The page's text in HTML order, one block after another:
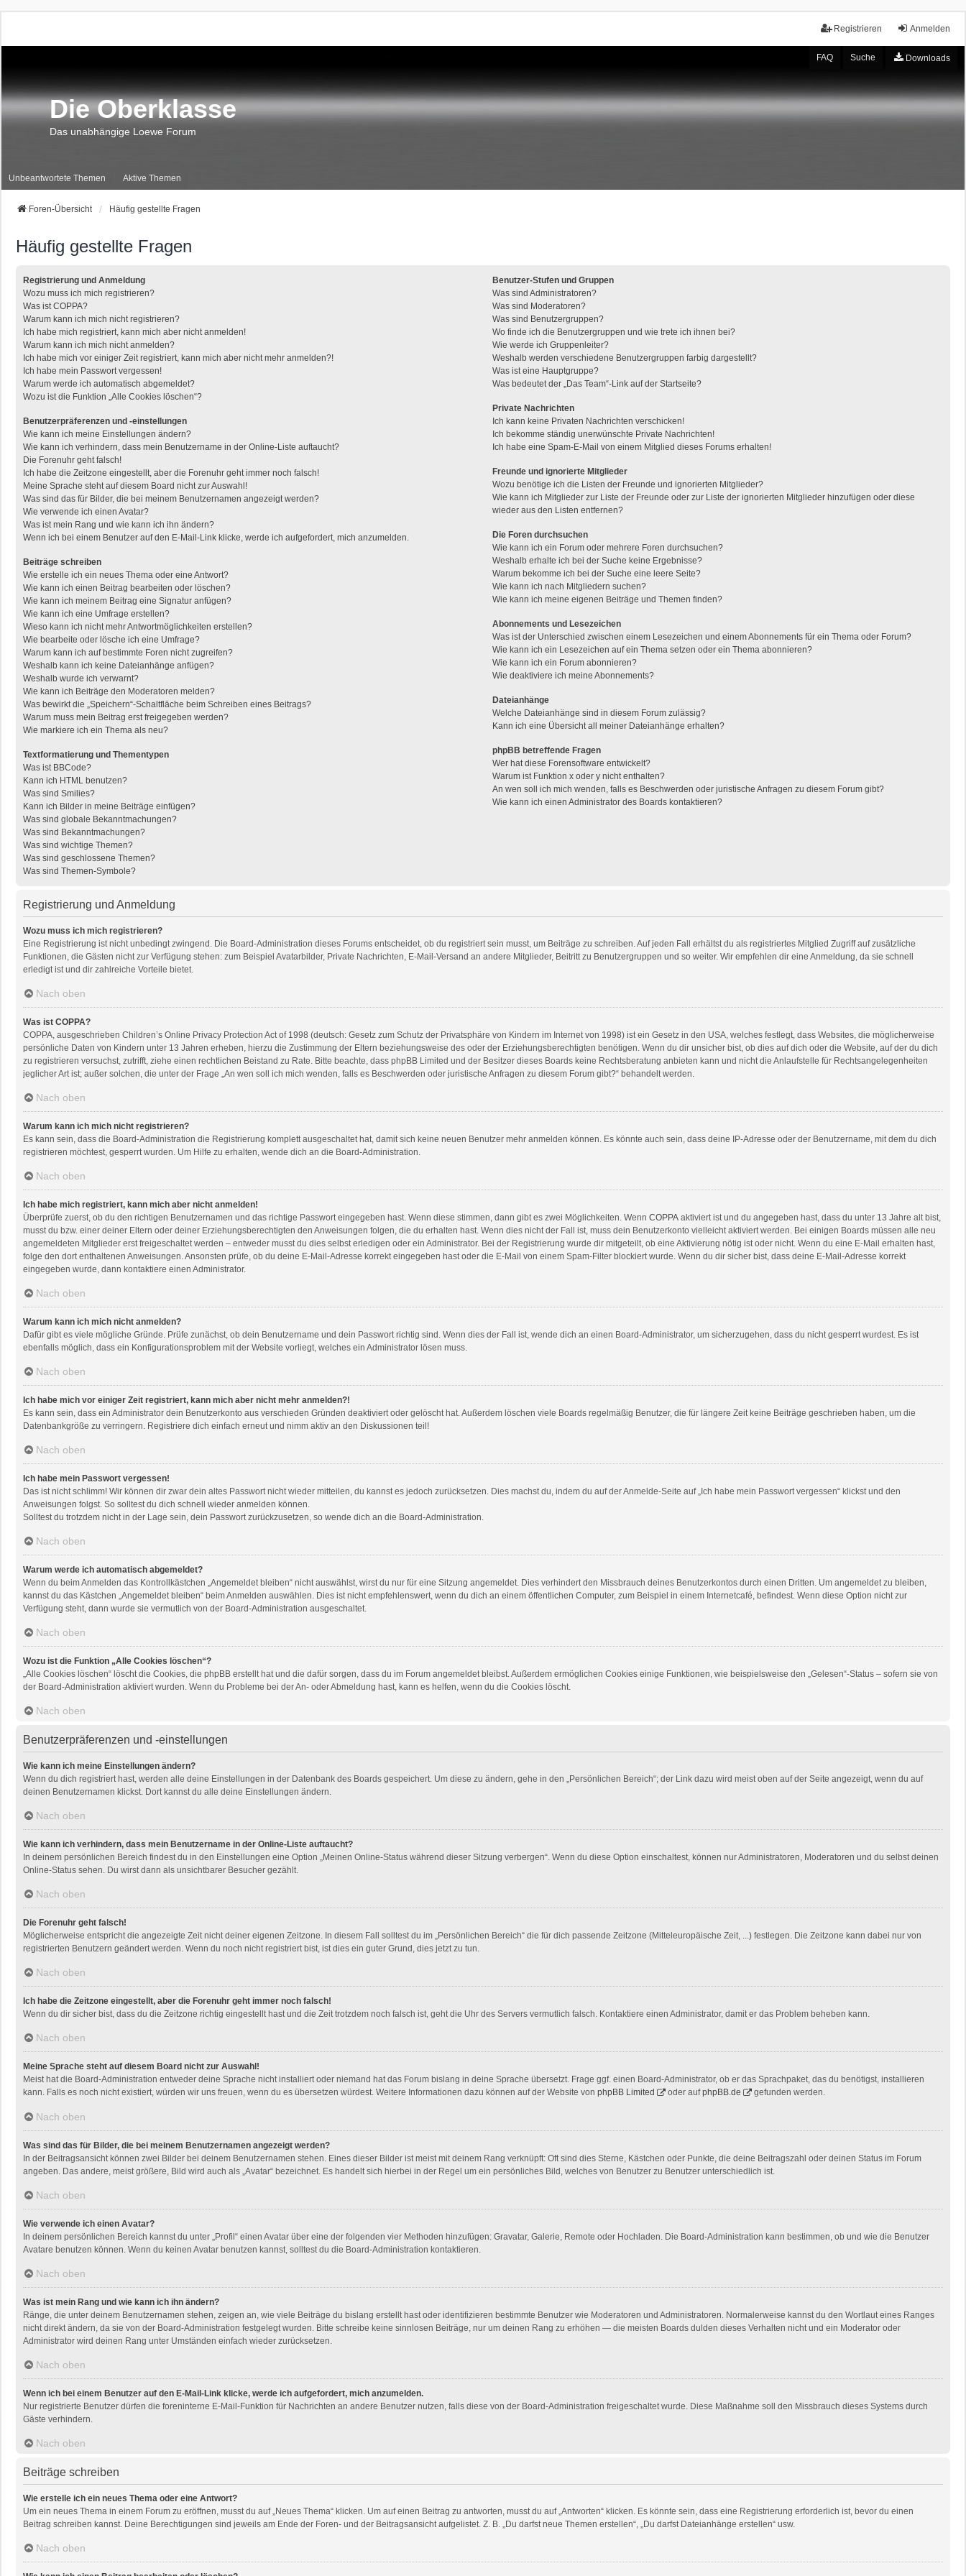
Anmelden
Registrieren
FAQ Suche Downloads
Die Oberklasse
Das unabhängige Loewe Forum
Unbeantwortete Themen Aktive Themen
Foren-Übersicht Häufig gestellte Fragen
Häufig gestellte Fragen
Registrierung und Anmeldung
Wozu muss ich mich registrieren?
Was ist COPPA?
Warum kann ich mich nicht registrieren?
Ich habe mich registriert, kann mich aber nicht anmelden!
Warum kann ich mich nicht anmelden?
Ich habe mich vor einiger Zeit registriert, kann mich aber nicht mehr anmelden?!
Ich habe mein Passwort vergessen!
Warum werde ich automatisch abgemeldet?
Wozu ist die Funktion „Alle Cookies löschen“?
Benutzerpräferenzen und -einstellungen
Wie kann ich meine Einstellungen ändern?
Wie kann ich verhindern, dass mein Benutzername in der Online-Liste auftaucht?
Die Forenuhr geht falsch!
Ich habe die Zeitzone eingestellt, aber die Forenuhr geht immer noch falsch!
Meine Sprache steht auf diesem Board nicht zur Auswahl!
Was sind das für Bilder, die bei meinem Benutzernamen angezeigt werden?
Wie verwende ich einen Avatar?
Was ist mein Rang und wie kann ich ihn ändern?
Wenn ich bei einem Benutzer auf den E-Mail-Link klicke, werde ich aufgefordert, mich anzumelden.
Beiträge schreiben
Wie erstelle ich ein neues Thema oder eine Antwort?
Wie kann ich einen Beitrag bearbeiten oder löschen?
Wie kann ich meinem Beitrag eine Signatur anfügen?
Wie kann ich eine Umfrage erstellen?
Wieso kann ich nicht mehr Antwortmöglichkeiten erstellen?
Wie bearbeite oder lösche ich eine Umfrage?
Warum kann ich auf bestimmte Foren nicht zugreifen?
Weshalb kann ich keine Dateianhänge anfügen?
Weshalb wurde ich verwarnt?
Wie kann ich Beiträge den Moderatoren melden?
Was bewirkt die „Speichern“-Schaltfläche beim Schreiben eines Beitrags?
Warum muss mein Beitrag erst freigegeben werden?
Wie markiere ich ein Thema als neu?
Textformatierung und Thementypen
Was ist BBCode?
Kann ich HTML benutzen?
Was sind Smilies?
Kann ich Bilder in meine Beiträge einfügen?
Was sind globale Bekanntmachungen?
Was sind Bekanntmachungen?
Was sind wichtige Themen?
Was sind geschlossene Themen?
Was sind Themen-Symbole?
Benutzer-Stufen und Gruppen
Was sind Administratoren?
Was sind Moderatoren?
Was sind Benutzergruppen?
Wo finde ich die Benutzergruppen und wie trete ich ihnen bei?
Wie werde ich Gruppenleiter?
Weshalb werden verschiedene Benutzergruppen farbig dargestellt?
Was ist eine Hauptgruppe?
Was bedeutet der „Das Team“-Link auf der Startseite?
Private Nachrichten
Ich kann keine Privaten Nachrichten verschicken!
Ich bekomme ständig unerwünschte Private Nachrichten!
Ich habe eine Spam-E-Mail von einem Mitglied dieses Forums erhalten!
Freunde und ignorierte Mitglieder
Wozu benötige ich die Listen der Freunde und ignorierten Mitglieder?
Wie kann ich Mitglieder zur Liste der Freunde oder zur Liste der ignorierten Mitglieder hinzufügen oder diese
wieder aus den Listen entfernen?
Die Foren durchsuchen
Wie kann ich ein Forum oder mehrere Foren durchsuchen?
Weshalb erhalte ich bei der Suche keine Ergebnisse?
Warum bekomme ich bei der Suche eine leere Seite?
Wie kann ich nach Mitgliedern suchen?
Wie kann ich meine eigenen Beiträge und Themen finden?
Abonnements und Lesezeichen
Was ist der Unterschied zwischen einem Lesezeichen und einem Abonnements für ein Thema oder Forum?
Wie kann ich ein Lesezeichen auf ein Thema setzen oder ein Thema abonnieren?
Wie kann ich ein Forum abonnieren?
Wie deaktiviere ich meine Abonnements?
Dateianhänge
Welche Dateianhänge sind in diesem Forum zulässig?
Kann ich eine Übersicht all meiner Dateianhänge erhalten?
phpBB betreffende Fragen
Wer hat diese Forensoftware entwickelt?
Warum ist Funktion x oder y nicht enthalten?
An wen soll ich mich wenden, falls es Beschwerden oder juristische Anfragen zu diesem Forum gibt?
Wie kann ich einen Administrator des Boards kontaktieren?
Registrierung und Anmeldung
Wozu muss ich mich registrieren?
Eine Registrierung ist nicht unbedingt zwingend. Die Board-Administration dieses Forums entscheidet, ob du registriert sein musst, um Beiträge zu schreiben. Auf jeden Fall erhältst du als registriertes Mitglied Zugriff auf zusätzliche
Funktionen, die Gästen nicht zur Verfügung stehen: zum Beispiel Avatarbilder, Private Nachrichten, E-Mail-Versand an andere Mitglieder, Beitritt zu Benutzergruppen und so weiter. Wir empfehlen dir eine Anmeldung, da sie schnell
erledigt ist und dir zahlreiche Vorteile bietet.
Nach oben
Was ist COPPA?
COPPA, ausgeschrieben Children’s Online Privacy Protection Act of 1998 (deutsch: Gesetz zum Schutz der Privatsphäre von Kindern im Internet von 1998) ist ein Gesetz in den USA, welches festlegt, dass Websites, die möglicherweise
persönliche Daten von Kindern unter 13 Jahren erheben, hierzu die Zustimmung der Eltern beziehungsweise des oder der Erziehungsberechtigten benötigen. Wenn du dir unsicher bist, ob dies auf dich oder die Website, auf der du dich
zu registrieren versuchst, zutrifft, ziehe einen rechtlichen Beistand zu Rate. Bitte beachte, dass phpBB Limited und der Besitzer dieses Boards keine Rechtsberatung anbieten kann und nicht die Anlaufstelle für Rechtsangelegenheiten
jeglicher Art ist; außer solchen, die unter der Frage „An wen soll ich mich wenden, falls es Beschwerden oder juristische Anfragen zu diesem Forum gibt?“ behandelt werden.
Nach oben
Warum kann ich mich nicht registrieren?
Es kann sein, dass die Board-Administration die Registrierung komplett ausgeschaltet hat, damit sich keine neuen Benutzer mehr anmelden können. Es könnte auch sein, dass deine IP-Adresse oder der Benutzername, mit dem du dich
registrieren möchtest, gesperrt wurden. Um Hilfe zu erhalten, wende dich an die Board-Administration.
Nach oben
Ich habe mich registriert, kann mich aber nicht anmelden!
Überprüfe zuerst, ob du den richtigen Benutzernamen und das richtige Passwort eingegeben hast. Wenn diese stimmen, dann gibt es zwei Möglichkeiten. Wenn COPPA aktiviert ist und du angegeben hast, dass du unter 13 Jahre alt bist,
musst du bzw. einer deiner Eltern oder deiner Erziehungsberechtigten den Anweisungen folgen, die du erhalten hast. Wenn dies nicht der Fall ist, muss dein Benutzerkonto vielleicht aktiviert werden. Bei einigen Boards müssen alle neu
angemeldeten Mitglieder erst freigeschaltet werden – entweder musst du dies selbst erledigen oder ein Administrator. Bei der Registrierung wurde dir mitgeteilt, ob eine Aktivierung nötig ist oder nicht. Wenn du eine E-Mail erhalten hast,
folge den dort enthaltenen Anweisungen. Ansonsten prüfe, ob du deine E-Mail-Adresse korrekt eingegeben hast oder die E-Mail von einem Spam-Filter blockiert wurde. Wenn du dir sicher bist, dass deine E-Mail-Adresse korrekt
eingegeben wurde, dann kontaktiere einen Administrator.
Nach oben
Warum kann ich mich nicht anmelden?
Dafür gibt es viele mögliche Gründe. Prüfe zunächst, ob dein Benutzername und dein Passwort richtig sind. Wenn dies der Fall ist, wende dich an einen Board-Administrator, um sicherzugehen, dass du nicht gesperrt wurdest. Es ist
ebenfalls möglich, dass ein Konfigurationsproblem mit der Website vorliegt, welches ein Administrator lösen muss.
Nach oben
Ich habe mich vor einiger Zeit registriert, kann mich aber nicht mehr anmelden?!
Es kann sein, dass ein Administrator dein Benutzerkonto aus verschieden Gründen deaktiviert oder gelöscht hat. Außerdem löschen viele Boards regelmäßig Benutzer, die für längere Zeit keine Beiträge geschrieben haben, um die
Datenbankgröße zu verringern. Registriere dich einfach erneut und nimm aktiv an den Diskussionen teil!
Nach oben
Ich habe mein Passwort vergessen!
Das ist nicht schlimm! Wir können dir zwar dein altes Passwort nicht wieder mitteilen, du kannst es jedoch zurücksetzen. Dies machst du, indem du auf der Anmelde-Seite auf „Ich habe mein Passwort vergessen“ klickst und den
Anweisungen folgst. So solltest du dich schnell wieder anmelden können.
Solltest du trotzdem nicht in der Lage sein, dein Passwort zurückzusetzen, so wende dich an die Board-Administration.
Nach oben
Warum werde ich automatisch abgemeldet?
Wenn du beim Anmelden das Kontrollkästchen „Angemeldet bleiben“ nicht auswählst, wirst du nur für eine Sitzung angemeldet. Dies verhindert den Missbrauch deines Benutzerkontos durch einen Dritten. Um angemeldet zu bleiben,
kannst du das Kästchen „Angemeldet bleiben“ beim Anmelden auswählen. Dies ist nicht empfehlenswert, wenn du dich an einem öffentlichen Computer, zum Beispiel in einem Internetcafé, befindest. Wenn diese Option nicht zur
Verfügung steht, dann wurde sie vermutlich von der Board-Administration ausgeschaltet.
Nach oben
Wozu ist die Funktion „Alle Cookies löschen“?
„Alle Cookies löschen“ löscht die Cookies, die phpBB erstellt hat und die dafür sorgen, dass du im Forum angemeldet bleibst. Außerdem ermöglichen Cookies einige Funktionen, wie beispielsweise den „Gelesen“-Status – sofern sie von
der Board-Administration aktiviert wurden. Wenn du Probleme bei der An- oder Abmeldung hast, kann es helfen, wenn du die Cookies löscht.
Nach oben
Benutzerpräferenzen und -einstellungen
Wie kann ich meine Einstellungen ändern?
Wenn du dich registriert hast, werden alle deine Einstellungen in der Datenbank des Boards gespeichert. Um diese zu ändern, gehe in den „Persönlichen Bereich“; der Link dazu wird meist oben auf der Seite angezeigt, wenn du auf
deinen Benutzernamen klickst. Dort kannst du alle deine Einstellungen ändern.
Nach oben
Wie kann ich verhindern, dass mein Benutzername in der Online-Liste auftaucht?
In deinem persönlichen Bereich findest du in den Einstellungen eine Option „Meinen Online-Status während dieser Sitzung verbergen“. Wenn du diese Option einschaltest, können nur Administratoren, Moderatoren und du selbst deinen
Online-Status sehen. Du wirst dann als unsichtbarer Besucher gezählt.
Nach oben
Die Forenuhr geht falsch!
Möglicherweise entspricht die angezeigte Zeit nicht deiner eigenen Zeitzone. In diesem Fall solltest du im „Persönlichen Bereich“ die für dich passende Zeitzone (Mitteleuropäische Zeit, ...) festlegen. Die Zeitzone kann dabei nur von
registrierten Benutzern geändert werden. Wenn du noch nicht registriert bist, ist dies ein guter Grund, dies jetzt zu tun.
Nach oben
Ich habe die Zeitzone eingestellt, aber die Forenuhr geht immer noch falsch!
Wenn du dir sicher bist, dass du die Zeitzone richtig eingestellt hast und die Zeit trotzdem noch falsch ist, geht die Uhr des Servers vermutlich falsch. Kontaktiere einen Administrator, damit er das Problem beheben kann.
Nach oben
Meine Sprache steht auf diesem Board nicht zur Auswahl!
Meist hat die Board-Administration entweder deine Sprache nicht installiert oder niemand hat das Forum bislang in deine Sprache übersetzt. Frage ggf. einen Board-Administrator, ob er das Sprachpaket, das du benötigst, installieren
kann. Falls es noch nicht existiert, würden wir uns freuen, wenn du es übersetzen würdest. Weitere Informationen dazu können auf der Website von phpBB Limited oder aufphpBB.de gefunden werden.
Nach oben
Was sind das für Bilder, die bei meinem Benutzernamen angezeigt werden?
In der Beitragsansicht können zwei Bilder bei deinem Benutzernamen stehen. Eines dieser Bilder ist meist mit deinem Rang verknüpft: Oft sind dies Sterne, Kästchen oder Punkte, die deine Beitragszahl oder deinen Status im Forum
angeben. Das andere, meist größere, Bild wird auch als „Avatar“ bezeichnet. Es handelt sich hierbei in der Regel um ein persönliches Bild, welches von Benutzer zu Benutzer unterschiedlich ist.
Nach oben
Wie verwende ich einen Avatar?
In deinem persönlichen Bereich kannst du unter „Profil“ einen Avatar über eine der folgenden vier Methoden hinzufügen: Gravatar, Galerie, Remote oder Hochladen. Die Board-Administration kann bestimmen, ob und wie die Benutzer
Avatare benutzen können. Wenn du keinen Avatar benutzen kannst, solltest du die Board-Administration kontaktieren.
Nach oben
Was ist mein Rang und wie kann ich ihn ändern?
Ränge, die unter deinem Benutzernamen stehen, zeigen an, wie viele Beiträge du bislang erstellt hast oder identifizieren bestimmte Benutzer wie Moderatoren und Administratoren. Normalerweise kannst du den Wortlaut eines Ranges
nicht direkt ändern, da sie von der Board-Administration festgelegt wurden. Bitte schreibe keine sinnlosen Beiträge, nur um deinen Rang zu erhöhen — die meisten Boards dulden dieses Verhalten nicht und ein Moderator oder
Administrator wird deinen Rang unter Umständen einfach wieder zurücksetzen.
Nach oben
Wenn ich bei einem Benutzer auf den E-Mail-Link klicke, werde ich aufgefordert, mich anzumelden.
Nur registrierte Benutzer dürfen die foreninterne E-Mail-Funktion für Nachrichten an andere Benutzer nutzen, falls diese von der Board-Administration freigeschaltet wurde. Diese Maßnahme soll den Missbrauch dieses Systems durch
Gäste verhindern.
Nach oben
Beiträge schreiben
Wie erstelle ich ein neues Thema oder eine Antwort?
Um ein neues Thema in einem Forum zu eröffnen, musst du auf „Neues Thema“ klicken. Um auf einen Beitrag zu antworten, musst du auf „Antworten“ klicken. Es könnte sein, dass eine Registrierung erforderlich ist, bevor du einen
Beitrag schreiben kannst. Deine Berechtigungen sind jeweils am Ende der Foren- und der Beitragsansicht aufgelistet. Z. B. „Du darfst neue Themen erstellen“, „Du darfst Dateianhänge erstellen“ usw.
Nach oben